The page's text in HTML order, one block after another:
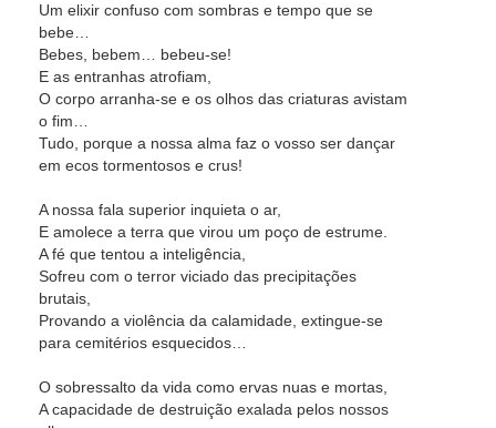
Um elixir confuso com sombras e tempo que se
bebe…
Bebes, bebem… bebeu-se!
E as entranhas atrofiam,
O corpo arranha-se e os olhos das criaturas avistam
o fim…
Tudo, porque a nossa alma faz o vosso ser dançar
em ecos tormentosos e crus!
A nossa fala superior inquieta o ar,
E amolece a terra que virou um poço de estrume.
A fé que tentou a inteligência,
Sofreu com o terror viciado das precipitações
brutais,
Provando a violência da calamidade, extingue-se
para cemitérios esquecidos…
O sobressalto da vida como ervas nuas e mortas,
A capacidade de destruição exalada pelos nossos